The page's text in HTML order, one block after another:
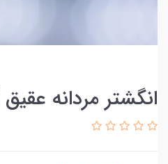
انگشتر مردانه عقیق